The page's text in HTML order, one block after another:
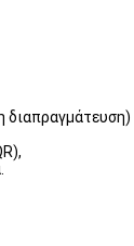
διαπραγμάτευση)